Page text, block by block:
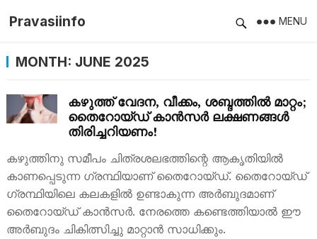
Pravasiinfo MENU
MONTH: JUNE 2025
കഴുത്ത് വേദന, വീക്കം, ശബ്ദത്തിൽ മാറ്റം;
തൈറോയ്ഡ് കാൻസർ ലക്ഷണങ്ങൾ
തിരിച്ചറിയണം!
കഴുത്തിനു സമീപം ചിത്രശലഭത്തിന്റെ ആകൃതിയിൽ
കാണപ്പെടുന്ന ഗ്രന്ഥിയാണ് തൈറോയ്ഡ്. തൈറോയ്ഡ്
ഗ്രന്ഥിയിലെ കലകളിൽ ഉണ്ടാകുന്ന അർബുദമാണ്
തൈറോയ്ഡ് കാന്‍സർ. നേരത്തെ കണ്ടെത്തിയാൽ ഈ
അർബുദം ചികിത്സിച്ചു മാറ്റാൻ സാധിക്കും.